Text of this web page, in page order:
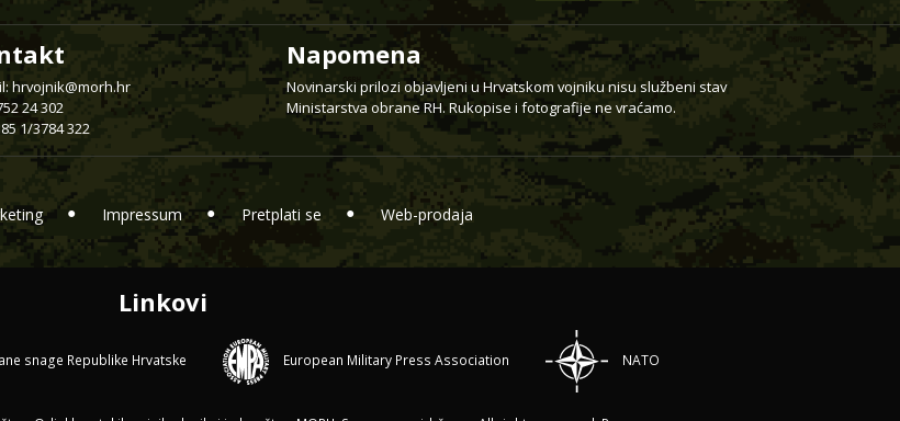
hrvojnik@morh.hr
24 302
1/3784 322
Napomena
Novinarski prilozi objavljeni u Hrvatskom vojniku nisu službeni stav
Ministarstva obrane RH. Rukopise i fotografije ne vraćamo.
Impressum Pretplati se Web-prodaja
Linkovi
snage Republike Hrvatske European Military Press Association NATO